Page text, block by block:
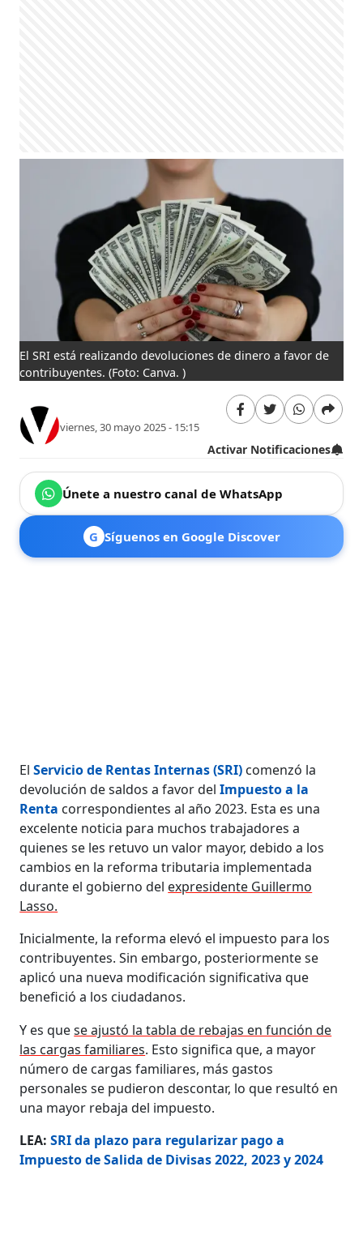
El SRI está realizando devoluciones de dinero a favor de
contribuyentes. (Foto: Canva. )
viernes, 30 mayo 2025 - 15:15
Activar Notificaciones
Únete a nuestro canal de WhatsApp
G Síguenos en Google Discover
ElServicio de Rentas Internas (SRI) comenzó la
devolución de saldos a favor delImpuesto a la
Renta correspondientes al año 2023. Esta es una
excelente noticia para muchos trabajadores a
quienes se les retuvo un valor mayor, debido a los
cambios en la reforma tributaria implementada
durante el gobierno del expresidente Guillermo
Lasso.
Inicialmente, la reforma elevó el impuesto para los
contribuyentes. Sin embargo, posteriormente se
aplicó una nueva modificación significativa que
benefició a los ciudadanos.
Y es quese ajustó la tabla de rebajas en función de
las cargas familiares. Esto significa que, a mayor
número de cargas familiares, más gastos
personales se pudieron descontar, lo que resultó en
una mayor rebaja del impuesto.
LEA:SRI da plazo para regularizar pago a
Impuesto de Salida de Divisas 2022, 2023 y 2024